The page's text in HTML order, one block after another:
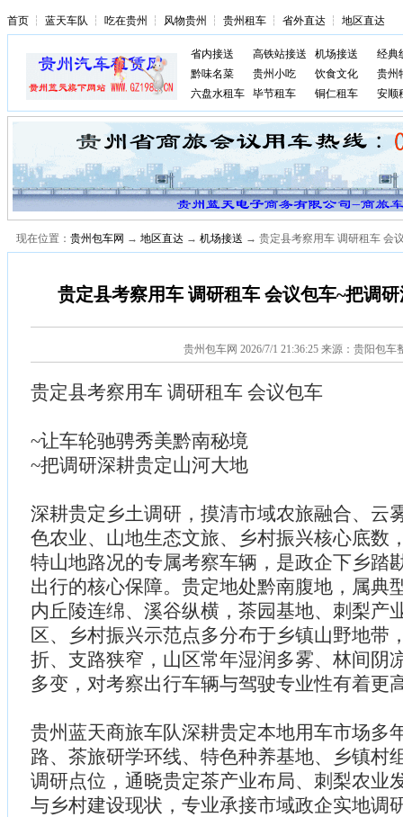
首页 ┆ 蓝天车队 ┆ 吃在贵州 ┆ 风物贵州 ┆ 贵州租车 ┆ 省外直达 ┆ 地区直达
省内接送 高铁站接送 机场接送
经典
黔味名菜
贵州小吃 饮食文化
贵州
六盘水租车
毕节租车 铜仁租车 安顺
现在位置： 贵州包车网 → 地区直达 → 机场接送 → 贵定县考察用车 调研租车 会
贵定县考察用车 调研租车 会议包车~把调
贵州包车网 2026/7/1 21:36:25 来源：贵阳包车
贵定县考察用车 调研租车 会议包车
~让车轮驰骋秀美黔南秘境
~把调研深耕贵定山河大地
深耕贵定乡土调研，摸清市域农旅融合、云
色农业、山地生态文旅、乡村振兴核心底数
特山地路况的专属考察车辆，是政企下乡踏
出行的核心保障。贵定地处黔南腹地，属典
内丘陵连绵、溪谷纵横，茶园基地、刺梨产
区、乡村振兴示范点多分布于乡镇山野地带
折、支路狭窄，山区常年湿润多雾、林间阴
多变，对考察出行车辆与驾驶专业性有着更
贵州蓝天商旅车队深耕贵定本地用车市场多
路、茶旅研学环线、特色种养基地、乡镇村
调研点位，通晓贵定茶产业布局、刺梨农业
与乡村建设现状，专业承接市域政企实地调